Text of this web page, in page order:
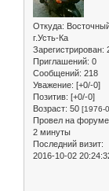
Откуда:
г.Усть-Ка
Зарегистрирован:
Приглашений: 0
Сообщений: 218
Уважение: [+0/-0]
Позитив: [+0/-0]
Возраст: 50 [1976-
Провел на
2 минуты
Последний визит:
2016-10-02